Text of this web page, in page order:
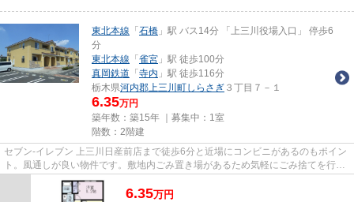
東北本線 「 石橋 」駅 バス14分 「上三川役場入口」 停歩6
分
東北本線 「 雀宮 」駅 徒歩100分
真岡鉄道 「 寺内 」駅 徒歩116分
栃木県河内郡上三川町しらさぎ ３丁目７－１
6.35万円
築年数：築15年 ｜募集中： 1室
階数：2階建
セブン‐イレブン 上三川日産前店まで徒歩6分と近場にコンビニがあるのもポイン
ト。風通しが良い物件です。敷地内ごみ置き場があるため気軽にごみ捨てを行う
ことができ、ゴミの多い時も...
6.35万円